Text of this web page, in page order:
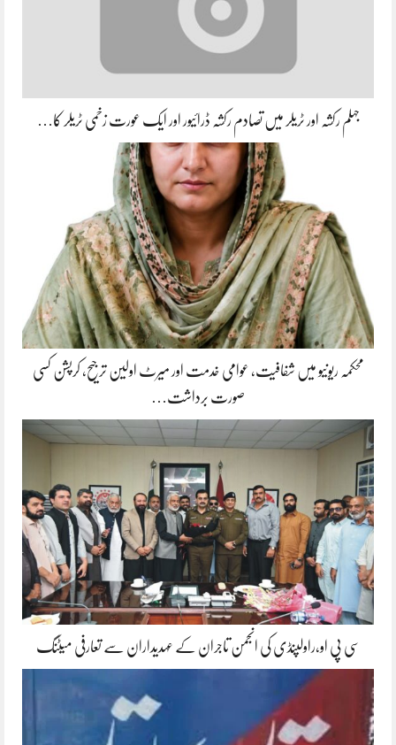
جہلم رکشہ اور ٹریلر میں تصادم رکشہ ڈرائیور اور ایک عورت زخمی ٹریلر کا…
محکمہ ریونیو میں شفافیت، عوامی خدمت اور میرٹ اولین ترجیح، کرپشن کسی
صورت برداشت…
سی پی او،راولپنڈی کی انجمن تاجران کے عہدیداران سے تعارفی میٹنگ